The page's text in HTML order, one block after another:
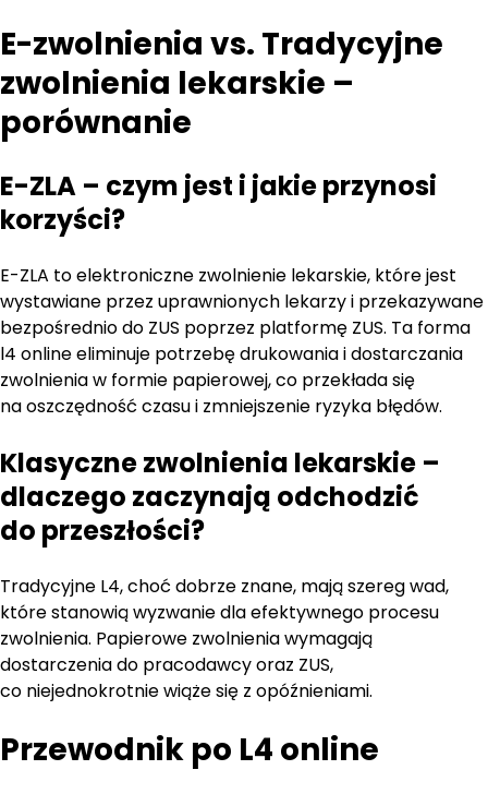
E-zwolnienia vs. Tradycyjne
zwolnienia lekarskie –
porównanie
E-ZLA – czym jest i jakie przynosi
korzyści?
E-ZLA to elektroniczne zwolnienie lekarskie, które jest
wystawiane przez uprawnionych lekarzy i przekazywane
bezpośrednio do ZUS poprzez platformę ZUS. Ta forma
l4 online eliminuje potrzebę drukowania i dostarczania
zwolnienia w formie papierowej, co przekłada się
na oszczędność czasu i zmniejszenie ryzyka błędów.
Klasyczne zwolnienia lekarskie –
dlaczego zaczynają odchodzić
do przeszłości?
Tradycyjne L4, choć dobrze znane, mają szereg wad,
które stanowią wyzwanie dla efektywnego procesu
zwolnienia. Papierowe zwolnienia wymagają
dostarczenia do pracodawcy oraz ZUS,
co niejednokrotnie wiąże się z opóźnieniami.
Przewodnik po L4 online